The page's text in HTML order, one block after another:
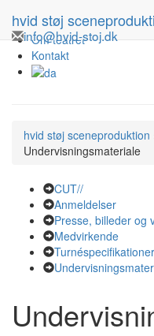
Turné
Om teatret
Kontakt
hvid støj
info@hvid-stoj.dk
hvid støj sceneproduktion
Undervisningsmateriale
CUT//
Anmeldelser
Presse, billeder og
Medvirkende
Turnéspecifikationer